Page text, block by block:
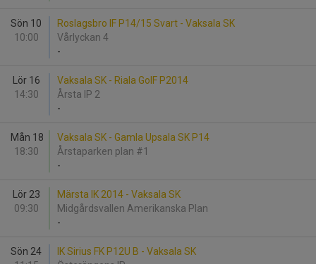
Sön 10
10:00
Roslagsbro IF P14/15 Svart - Vaksala SK
Vårlyckan 4
-
Lör 16
14:30
Vaksala SK - Riala GoIF P2014
Årsta IP 2
-
Mån 18
18:30
Vaksala SK - Gamla Upsala SK P14
Årstaparken plan #1
-
Lör 23
09:30
Märsta IK 2014 - Vaksala SK
Midgårdsvallen Amerikanska Plan
-
Sön 24
IK Sirius FK P12U B - Vaksala SK